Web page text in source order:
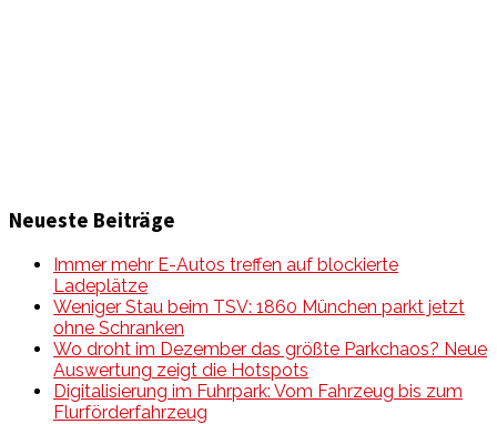
Neueste Beiträge
Immer mehr E-Autos treffen auf blockierte
Ladeplätze
Weniger Stau beim TSV: 1860 München parkt jetzt
ohne Schranken
Wo droht im Dezember das größte Parkchaos? Neue
Auswertung zeigt die Hotspots
Digitalisierung im Fuhrpark: Vom Fahrzeug bis zum
Flurförderfahrzeug